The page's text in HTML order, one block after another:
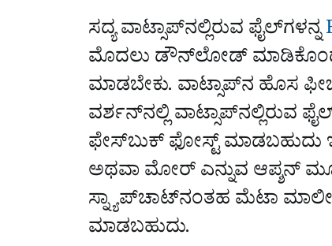
ಸದ್ಯ ವಾಟ್ಸಾಪ್‌ನಲ್ಲಿರುವ ಫೈಲ್‌ಗಳನ್ನ
ಮೊದಲು ಡೌನ್‌ಲೋಡ್‌
ಮಾಡಬೇಕು. ವಾಟ್ಸಾಪ್‌ನ ಹೊಸ
ವರ್ಶನ್‌ನಲ್ಲಿ ವಾಟ್ಸಾಪ್‌ನಲ್ಲಿರುವ
ಫೇಸ್‌ಬುಕ್‌ ಫೋಸ್ಟ್‌ ಮಾಡಬಹುದು
ಅಥವಾ ಮೋರ್‌ ಎನ್ನುವ ಆಪ್ಶನ್‌
ಸ್ನ್ಯಾಪ್‌ಚಾಟ್‌ನಂತಹ ಮೆಟಾ
ಮಾಡಬಹುದು.